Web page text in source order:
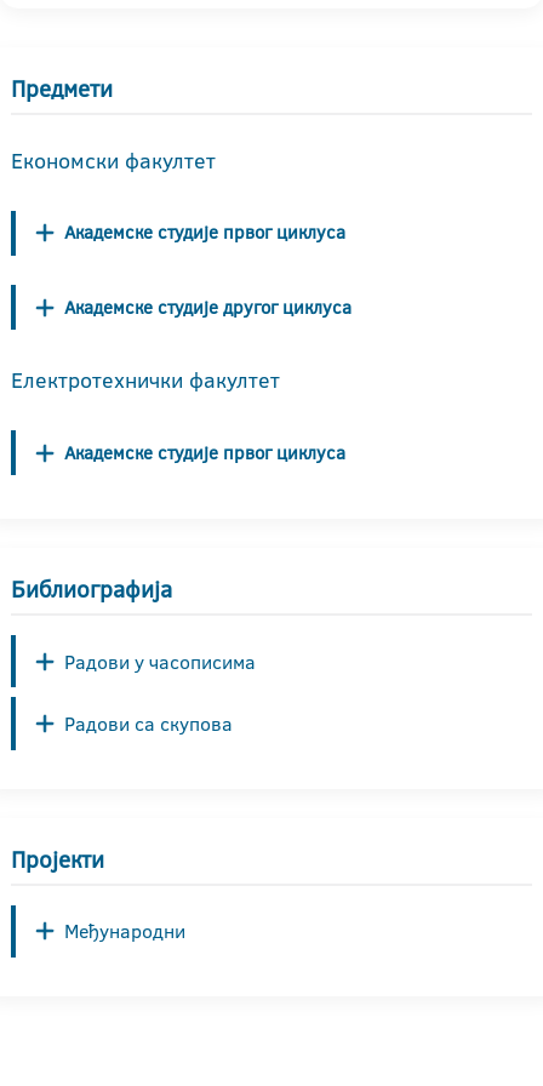
Предмети
Економски факултет
Академске студије првог циклуса
Академске студије другог циклуса
Електротехнички факултет
Академске студије првог циклуса
Библиографија
Радови у часописима
Радови са скупова
Пројекти
Међународни